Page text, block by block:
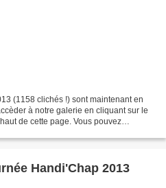
(1158 clichés !) sont maintenant en
à notre galerie en cliquant sur le
de cette page. Vous pouvez
Handi'Chap 2013